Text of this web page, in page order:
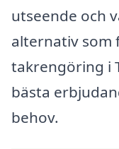
utseende och
alternativ som
takrengöring i
bästa
behov.